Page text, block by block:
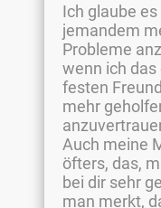
Ich glaube
jemandem
Probleme
wenn ich
festen
mehr
Auch meine
öfters, das,
bei dir sehr
man merkt,